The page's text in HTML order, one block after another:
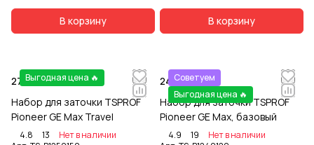
В корзину В корзину
Выгодная цена 🔥
27 999 ₽
Набор для заточки TSPROF
Pioneer GE Max Travel
4.8 13
Нет в наличии
Советуем
Выгодная цена 🔥
24 999 ₽
Набор для заточки TSPROF
Pioneer GE Max, базовый
4.9 19
Нет в наличии